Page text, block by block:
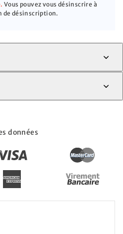
Vous pouvez vous désinscrire à
de désinscription.
données